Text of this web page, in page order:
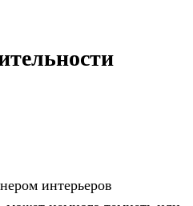
интерьеров